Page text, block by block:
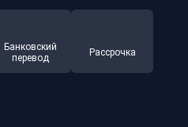
Банковский
перевод
Рассрочка